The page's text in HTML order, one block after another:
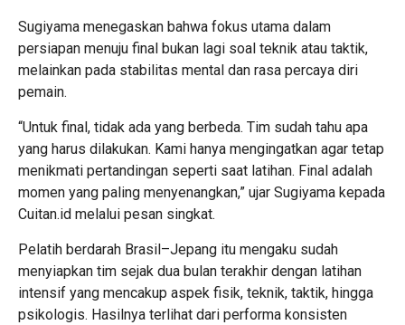
Sugiyama menegaskan bahwa fokus utama dalam
persiapan menuju final bukan lagi soal teknik atau taktik,
melainkan pada stabilitas mental dan rasa percaya diri
pemain.
“Untuk final, tidak ada yang berbeda. Tim sudah tahu apa
yang harus dilakukan. Kami hanya mengingatkan agar tetap
menikmati pertandingan seperti saat latihan. Final adalah
momen yang paling menyenangkan,” ujar Sugiyama kepada
Cuitan.id melalui pesan singkat.
Pelatih berdarah Brasil–Jepang itu mengaku sudah
menyiapkan tim sejak dua bulan terakhir dengan latihan
intensif yang mencakup aspek fisik, teknik, taktik, hingga
psikologis. Hasilnya terlihat dari performa konsisten